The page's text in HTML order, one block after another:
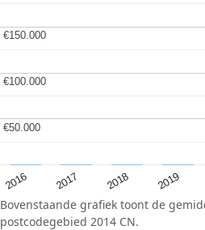
2016 2017 2018 2019
€50.000
€50.000
€100.000
€100.000
€150.000
€150.000
Bovenstaande grafiek toont de
postcodegebied 2014 CN.